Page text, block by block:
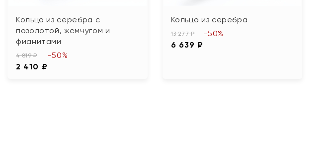
Кольцо из серебра с
позолотой, жемчугом и
фианитами
4 819 ₽
2 410 ₽
-50%
Кольцо из серебра
13 277 ₽
6 639 ₽
-50%